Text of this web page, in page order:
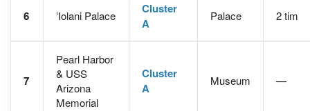
6 ʻIolani Palace
Cluster
A
Palace 2 tim
7
Pearl Harbor
& USS
Arizona
Memorial
Cluster
A
Museum —